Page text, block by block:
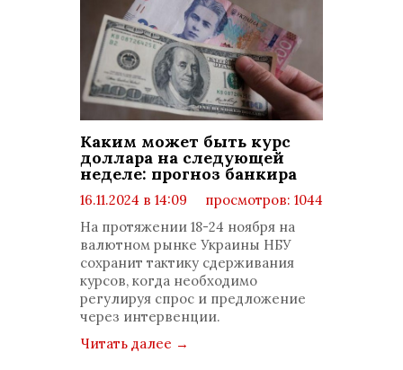
Каким может быть курс
доллара на следующей
неделе: прогноз банкира
16.11.2024 в 14:09
просмотров: 1044
комментариев: 0
На протяжении 18-24 ноября на
валютном рынке Украины НБУ
сохранит тактику сдерживания
курсов, когда необходимо
регулируя спрос и предложение
через интервенции.
Читать далее →